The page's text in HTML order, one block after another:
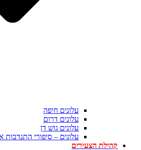
עלונים חיפה
עלונים דרום
עלונים גוש דן
עלונים – סיפורי התנדבות
קהילת הצעירים